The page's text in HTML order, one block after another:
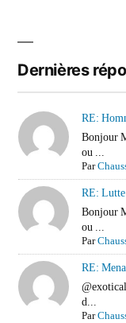
Dernières
RE:
Bonjour
ou ...
Par
RE:
Bonjour
ou ...
Par
RE:
d...
Par